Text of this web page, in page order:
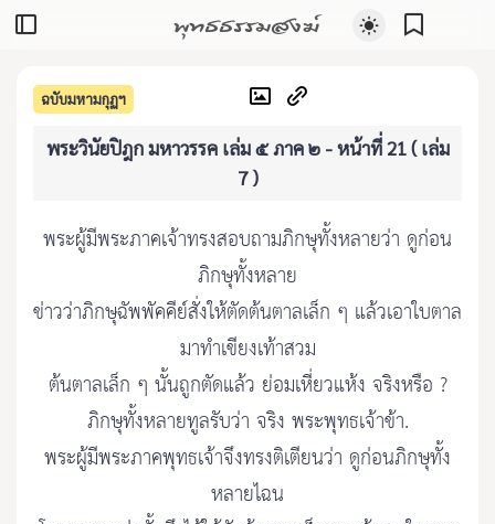
พุทธธรรมสงฆ์
ฉบับมหามกุฏฯ
พระวินัยปิฎก มหาวรรค เล่ม ๕ ภาค ๒ - หน้าที่ 21 ( เล่ม
7 )
พระผู้มีพระภาคเจ้าทรงสอบถามภิกษุทั้งหลายว่า ดูก่อน
ภิกษุทั้งหลาย
ข่าวว่าภิกษุฉัพพัคคีย์สั่งให้ตัดต้นตาลเล็ก ๆ แล้วเอาใบตาล
มาทำเขียงเท้าสวม
ต้นตาลเล็ก ๆ นั้นถูกตัดแล้ว ย่อมเหี่ยวแห้ง จริงหรือ ?
ภิกษุทั้งหลายทูลรับว่า จริง พระพุทธเจ้าข้า.
พระผู้มีพระภาคพุทธเจ้าจึงทรงติเตียนว่า ดูก่อนภิกษุทั้ง
หลายไฉน